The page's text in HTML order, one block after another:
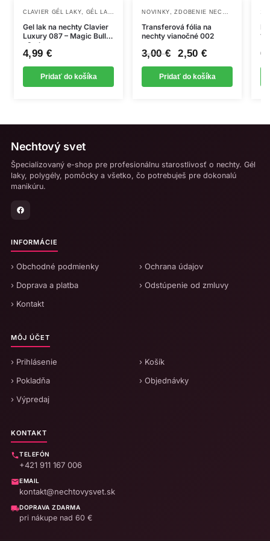
CLAVIER GÉL LAKY GÉL LAKY NAILSOLOGY GÉL LAKY,NOVINKY
Gel lak na nechty Clavier
Luxury 087 – Magic Bullet
, 8ml
4,99 €
Pridať do košíka
NOVINKY ,ZDOBENIE NECHTOV
Transferová fólia na
nechty vianočné 002
3,00€
Pôvodná
cena
bola:
2,50 €Aktuálna
cena
je:
Pridať do košíka
Nechtový svet
Špecializovaný e-shop pre profesionálnu starostlivosť o nechty. Gél
laky, polygély, pomôcky a všetko, čo potrebuješ pre dokonalú
manikúru.
INFORMÁCIE
› Obchodné podmienky
› Ochrana údajov
› Doprava a platba
› Odstúpenie od zmluvy
› Kontakt
MÔJ ÚČET
› Prihlásenie
› Košík
› Pokladňa
› Objednávky
› Výpredaj
KONTAKT
TELEFÓN
+421 911 167 006
EMAIL
kontakt@nechtovysvet.sk
DOPRAVA ZDARMA
pri nákupe nad 60 €